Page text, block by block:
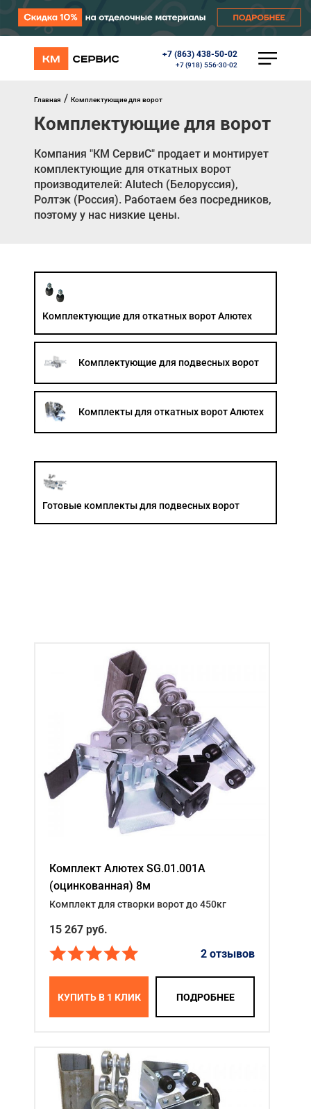
+7 (863) 438-50-02
+7 (918) 556-30-02
КАТАЛОГ
Перегрузочное оборудование
Шлагбаумы
Противопожарные ворота
Противопожарные шторы
Внешняя солнцезащита
Комплектующие
МЕНЮ
Главная
Акции
Примеры работ
Ремонт
Сервис
О компании
Где купить
Главная / Комплектующие для ворот
Комплектующие для ворот
Компания "КМ CервиC" продает и монтирует
комплектующие для откатных ворот
производителей: Alutech (Белоруссия),
Ролтэк (Россия). Работаем без посредников,
поэтому у нас низкие цены.
Комплектующие для откатных ворот Алютех
Комплектующие для подвесных ворот
Комплекты для откатных ворот Алютех
Готовые комплекты для подвесных ворот
Комплект Алютех SG.01.001A
(оцинкованная) 8м
Комплект для створки ворот до 450кг
15 267 руб.
2 отзывов
КУПИТЬ В 1 КЛИК ПОДРОБНЕЕ